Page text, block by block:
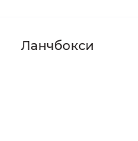
Ланчбокси